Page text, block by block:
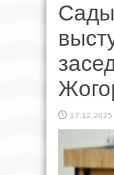
17.12.2025